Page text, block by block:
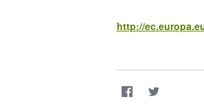
http://